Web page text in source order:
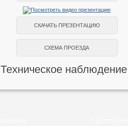
СКАЧАТЬ ПРЕЗЕНТАЦИЮ
СХЕМА ПРОЕЗДА
Техническое наблюдение